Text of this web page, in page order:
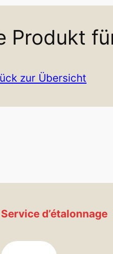
Produkt
zur Übersicht
Service d’étalonnage